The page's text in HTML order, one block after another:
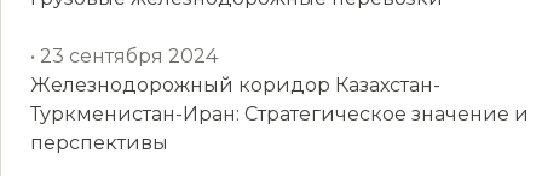
• 23 сентября 2024
Железнодорожный коридор Казахстан-
Туркменистан-Иран: Стратегическое значение и
перспективы